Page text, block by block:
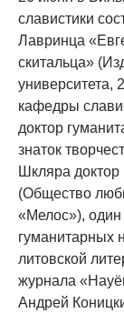
славистики
Лавринца
скитальца»
университета,
кафедры
доктор
знаток
Шкляра
(Общество
«Мелос»), один
гуманитарных
литовской
журнала
Андрей